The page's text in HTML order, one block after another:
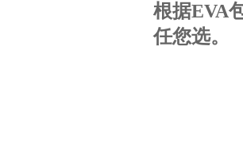
根据EVA
任您选。